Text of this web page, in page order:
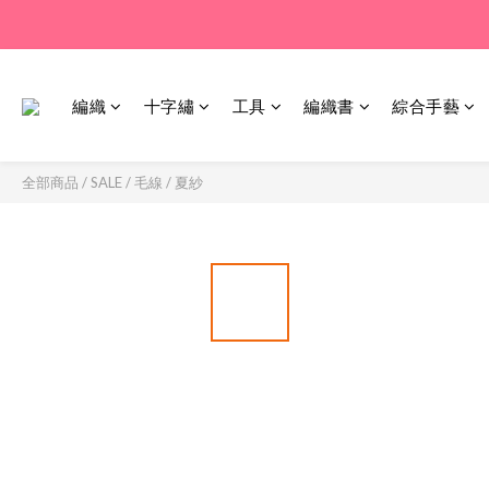
編織 十字繡 工具 編織書 綜合手藝
全部商品 /SALE/毛線 / 夏紗